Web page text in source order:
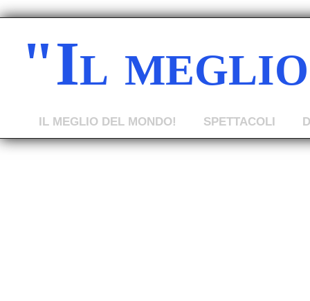
"Il
IL MEGLIO DEL MONDO! SPETTACOLI